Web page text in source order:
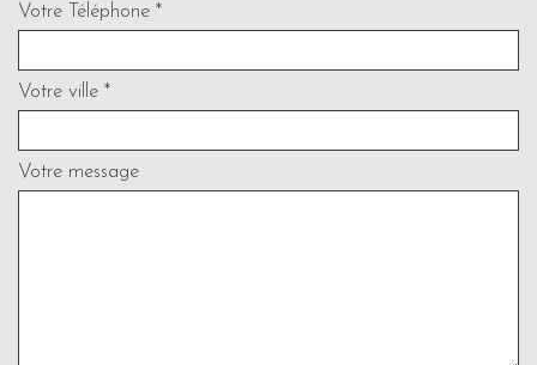
Votre Téléphone *
Votre ville *
Votre message